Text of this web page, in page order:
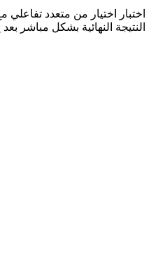
اختبار اختيار من متعدد
النتيجة النهائية بشكل مباشر بعد